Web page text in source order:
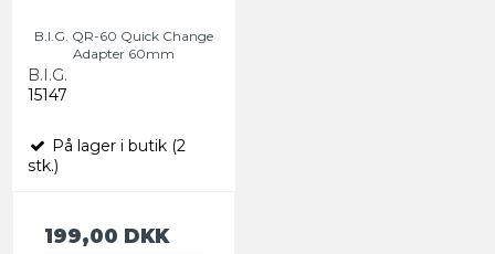
B.I.G. QR-60 Quick Change
Adapter 60mm
B.I.G.
15147
På lager i butik (2
stk.)
199,00 DKK